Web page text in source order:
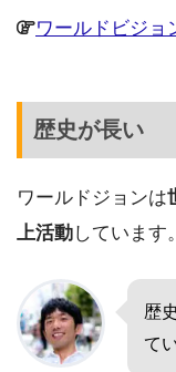
ワールドビジョ
歴史が長い
ワールドジョンは
上活動しています。
歴
て